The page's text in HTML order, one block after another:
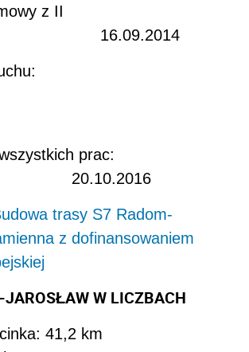
z II
16.09.2014
prac:
trasy S7 Radom-
z dofinansowaniem
JAROSŁAW W LICZBACH
41,2 km